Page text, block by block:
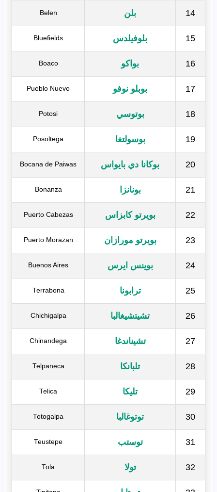
14 بلن Belen
15 بلوفيلدس Bluefields
16 بواكو Boaco
17 بوبلو نوفو Pueblo Nuevo
18 بوتوسي Potosi
19 بوسولتغا Posoltega
20 بوكانا دي بايواس Bocana de Paiwas
21 بونانزا Bonanza
22 بويرتو كابزاس Puerto Cabezas
23 بويرتو مورازان Puerto Morazan
24 بوينس ايرس Buenos Aires
25 ترابونا Terrabona
26 تشيتشيغالبا Chichigalpa
27 تشيناندغا Chinandega
28 تلبانكا Telpaneca
29 تليكا Telica
30 توتوغالبا Totogalpa
31 توستب Teustepe
32 تولا Tola